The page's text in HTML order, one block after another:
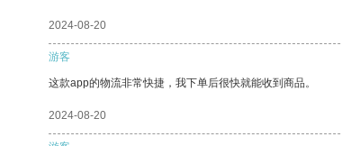
2024-08-20
游客
这款app的物流非常快捷，我下单后很快就能收到商品。
2024-08-20